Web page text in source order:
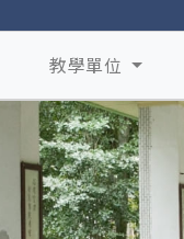
教學單位